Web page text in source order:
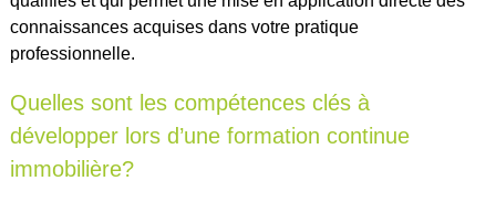
connaissances acquises dans votre pratique
professionnelle.
Quelles sont les compétences clés à
développer lors d’une formation continue
immobilière?